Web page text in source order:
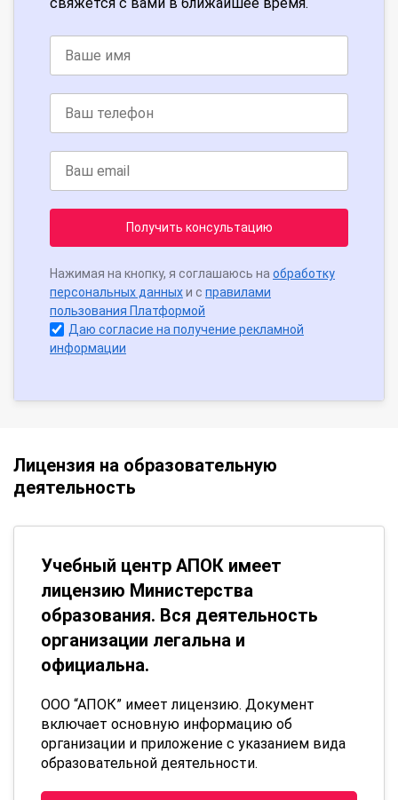
Получить консультацию
Нажимая на кнопку, я соглашаюсь на обработку
персональных данныхи с правилами
пользования Платформой
Даю согласие на получение рекламной
информации
Лицензия на образовательную
деятельность
Учебный центр АПОК имеет
лицензию Министерства
образования. Вся деятельность
организации легальна и
официальна.
ООО “АПОК” имеет лицензию. Документ
включает основную информацию об
организации и приложение с указанием вида
образовательной деятельности.